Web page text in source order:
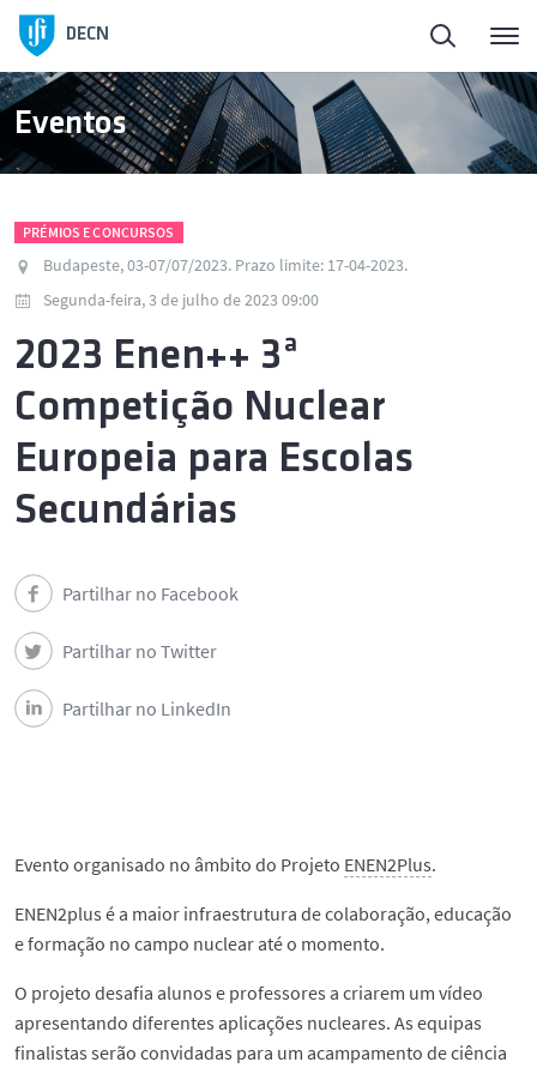
DECN
Eventos
PRÉMIOS E CONCURSOS
Budapeste, 03-07/07/2023. Prazo limite: 17-04-2023.
Segunda-feira, 3 de julho de 2023 09:00
2023 Enen++ 3ª
Competição Nuclear
Europeia para Escolas
Secundárias
Partilhar no Facebook
Partilhar no Twitter
Partilhar no LinkedIn
Evento organisado no âmbito do Projeto ENEN2Plus.
ENEN2plus é a maior infraestrutura de colaboração, educação
e formação no campo nuclear até o momento.
O projeto desafia alunos e professores a criarem um vídeo
apresentando diferentes aplicações nucleares. As equipas
finalistas serão convidadas para um acampamento de ciência